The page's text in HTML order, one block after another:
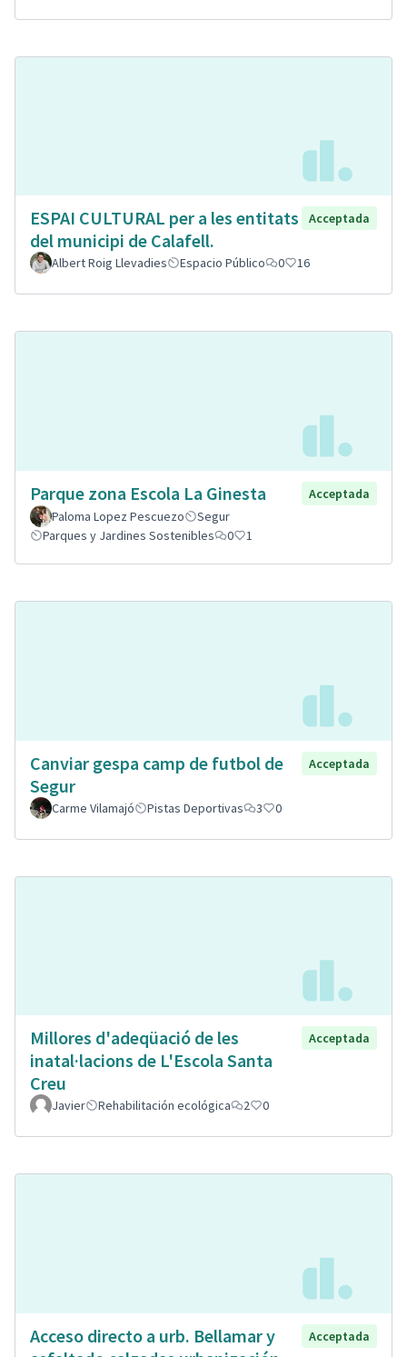
ESPAI CULTURAL per a les entitats
del municipi de Calafell.
Acceptada
Albert Roig Llevadies Espacio Público 0 16
Parque zona Escola La Ginesta
Acceptada
Paloma Lopez Pescuezo
Segur
Parques y Jardines Sostenibles
0 1
Canviar gespa camp de futbol de
Segur
Acceptada
Carme Vilamajó Pistas Deportivas 3 0
Millores d'adeqüació de les
inatal·lacions de L'Escola Santa
Creu
Acceptada
Javier Rehabilitación ecológica 2 0
Acceso directo a urb. Bellamar y
Acceptada